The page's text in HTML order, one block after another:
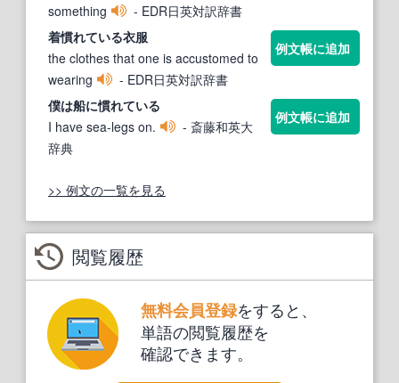
something
- EDR日英対訳辞書
着慣れている衣服
the clothes that one is accustomed to
wearing
- EDR日英対訳辞書
例文帳に追加
僕は船に慣れている
I have sea-legs on.
- 斎藤和英大
辞典
例文帳に追加
>> 例文の一覧を見る
閲覧履歴
無料会員登録をすると、
単語の閲覧履歴を
確認できます。